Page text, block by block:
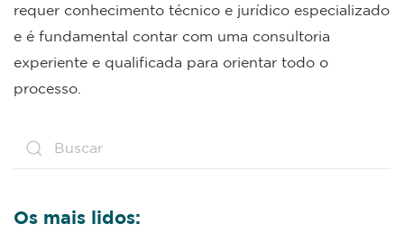
requer conhecimento técnico e jurídico especializado
e é fundamental contar com uma consultoria
experiente e qualificada para orientar todo o
processo.
Os mais lidos: